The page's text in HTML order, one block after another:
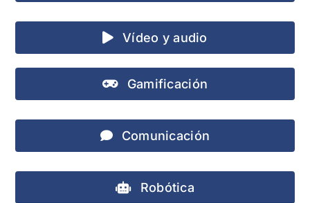
Vídeo y audio
Gamificación
Comunicación
Robótica